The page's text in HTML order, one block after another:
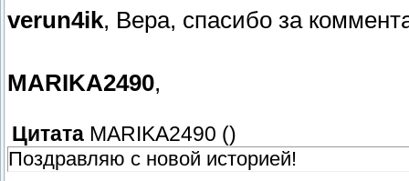
verun4ik, Вера, спасибо за
MARIKA2490,
Цитата MARIKA2490 ()
Поздравляю с новой историей!